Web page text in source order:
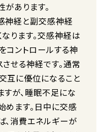
あります。
神経と副交感神経
ります。交感神経は
コントロールする神
せる神経です。通常
互に優位になること
すが、睡眠不足にな
めます。日中に交感
、消費エネルギーが